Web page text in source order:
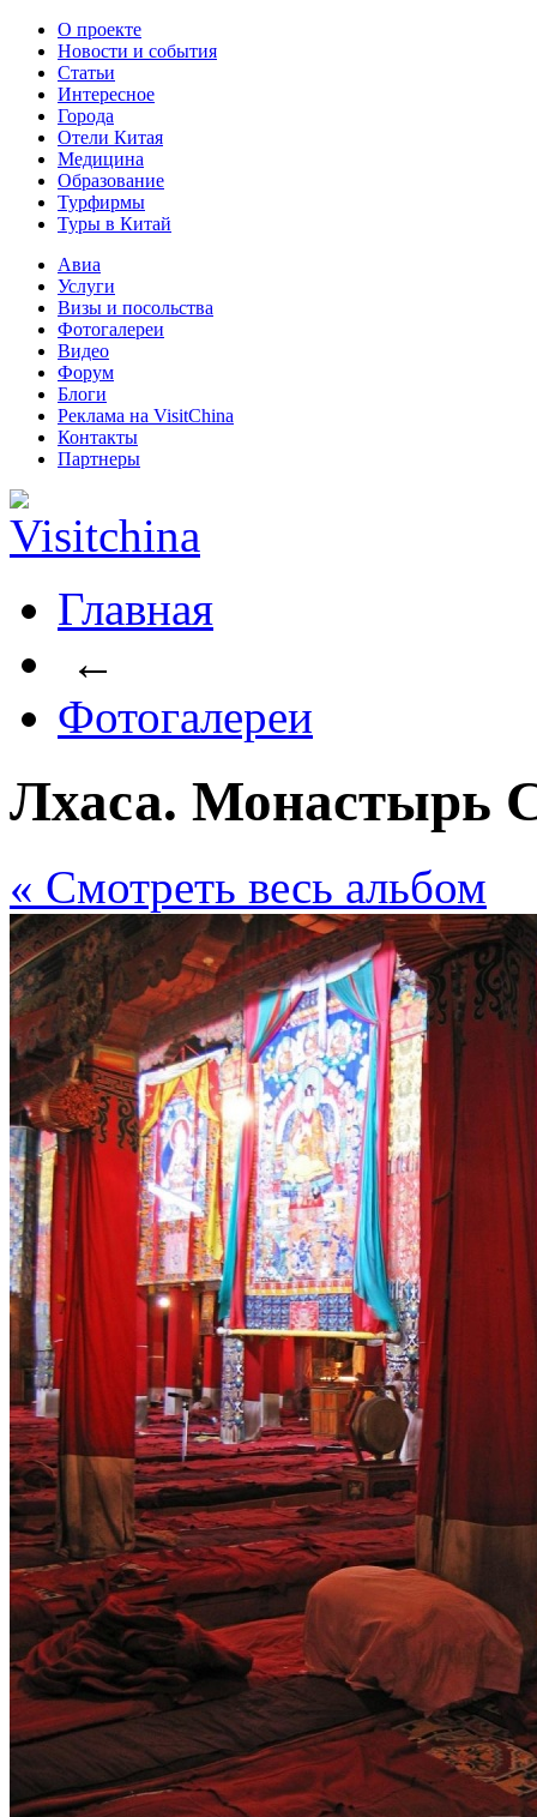
О проекте
Новости и события
Статьи
Интересное
Города
Отели Китая
Медицина
Образование
Турфирмы
Туры в Китай
Авиа
Услуги
Визы и посольства
Фотогалереи
Видео
Форум
Блоги
Реклама на VisitChina
Контакты
Партнеры
Главная
←
Фотогалереи
Лхаса. Монастырь
« Cмотреть весь альбом